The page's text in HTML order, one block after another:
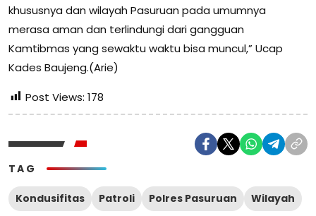
khususnya dan wilayah Pasuruan pada umumnya
merasa aman dan terlindungi dari gangguan
Kamtibmas yang sewaktu waktu bisa muncul,” Ucap
Kades Baujeng.(Arie)
Post Views: 178
TAG
Kondusifitas Patroli Polres Pasuruan Wilayah